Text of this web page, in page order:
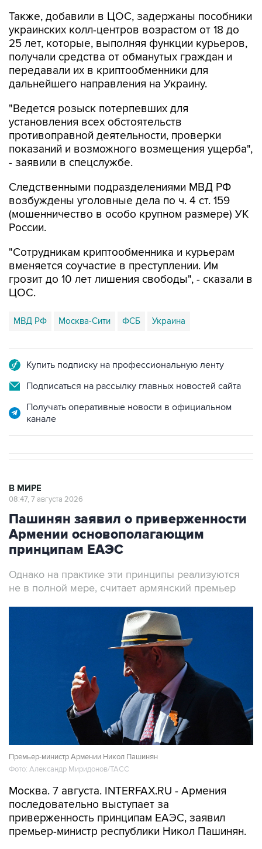
Также, добавили в ЦОС, задержаны пособники
украинских колл-центров возрастом от 18 до
25 лет, которые, выполняя функции курьеров,
получали средства от обманутых граждан и
передавали их в криптообменники для
дальнейшего направления на Украину.
"Ведется розыск потерпевших для
установления всех обстоятельств
противоправной деятельности, проверки
показаний и возможного возмещения ущерба",
- заявили в спецслужбе.
Следственными подразделениями МВД РФ
возбуждены уголовные дела по ч. 4 ст. 159
(мошенничество в особо крупном размере) УК
России.
"Сотрудникам криптообменника и курьерам
вменяется соучастие в преступлении. Им
грозит до 10 лет лишения свободы", - сказали в
ЦОС.
МВД РФ Москва-Сити ФСБ Украина
Купить подписку на профессиональную ленту
Подписаться на рассылку главных новостей сайта
Получать оперативные новости в официальном
канале
В МИРЕ
08:47, 7 августа 2026
Пашинян заявил о приверженности
Армении основополагающим
принципам ЕАЭС
Однако на практике эти принципы реализуются
не в полной мере, считает армянский премьер
Премьер-министр Армении Никол Пашинян
Фото: Александр Миридонов/ТАСС
Москва. 7 августа. INTERFAX.RU - Армения
последовательно выступает за
приверженность принципам ЕАЭС, заявил
премьер-министр республики Никол Пашинян.